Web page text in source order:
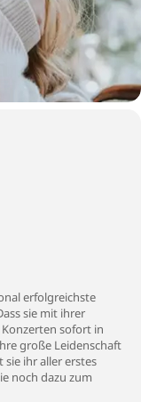
erfolgreichste
sie mit ihrer
sofort in
große Leidenschaft
sie ihr aller erstes
noch dazu zum